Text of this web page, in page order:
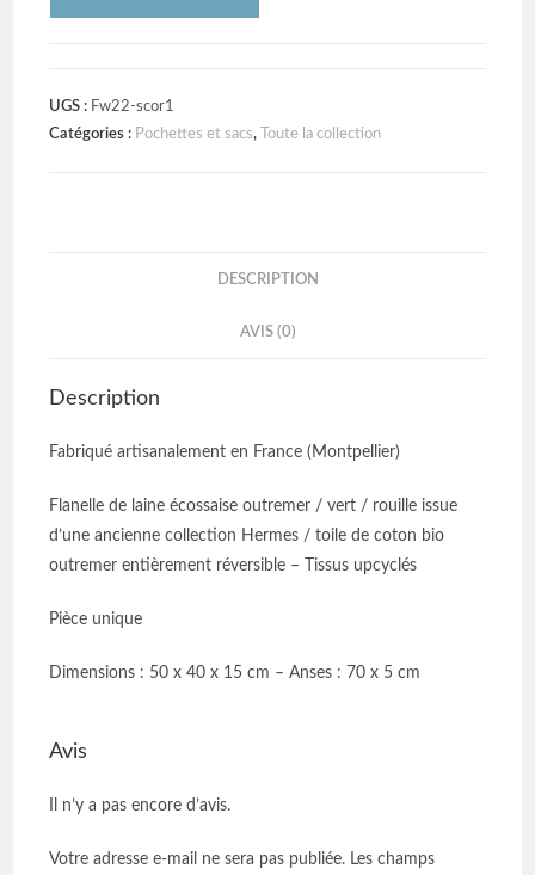
UGS : Fw22-scor1
Catégories : Pochettes et sacs, Toute la collection
DESCRIPTION
AVIS (0)
Description
Fabriqué artisanalement en France (Montpellier)
Flanelle de laine écossaise outremer / vert / rouille issue
d’une ancienne collection Hermes / toile de coton bio
outremer entièrement réversible – Tissus upcyclés
Pièce unique
Dimensions : 50 x 40 x 15 cm – Anses : 70 x 5 cm
Avis
Il n’y a pas encore d’avis.
Votre adresse e-mail ne sera pas publiée. Les champs